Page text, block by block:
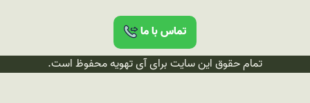
تماس با ما
تمام حقوق این سایت برای آی تهویه محفوظ است.